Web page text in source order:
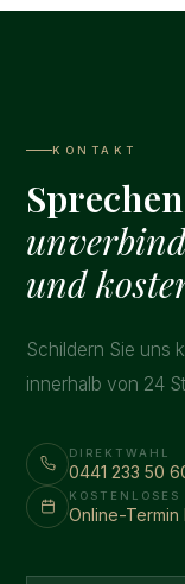
KONTAKT
und
Schildern Sie uns
innerhalb von 24
DIREKTWAHL
0441 233 50
KOSTENLOSES
Online-